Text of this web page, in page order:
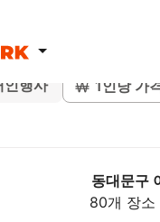
인행사 1인당 가
동대문구
80개 장